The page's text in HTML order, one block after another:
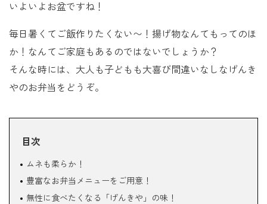
いよいよお盆ですね！
毎日暑くてご飯作りたくない〜！揚げ物なんてもってのほ
か！なんてご家庭もあるのではないでしょうか？
そんな時には、大人も子どもも大喜び間違いなしなげんき
やのお弁当をどうぞ。
目次
ムネも柔らか！
豊富なお弁当メニューをご用意！
無性に食べたくなる「げんきや」の味！